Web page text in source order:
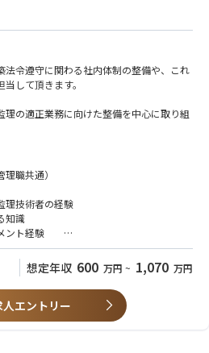
令遵守に関わる社内体制の整備や、これ
して頂きます。
理の適正業務に向けた整備を中心に取り組
者の適正業務に向けた整備
どの企画立案・実施や各種マニュアルの
施工管理技士の取得支援に向けて、研修
旋など、在席社員のキャリア形成を担え
や事業所と連携し各種取り組みを実施
職共通）
理技術者の経験
知識
メント経験
想定年収 600 万円 ~ 1,070 万円
人エントリー